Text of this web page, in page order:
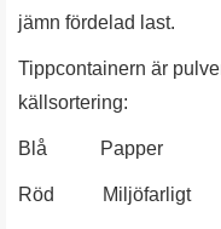
jämn fördelad last.
Tippcontainern är
källsortering:
Blå Papper
Röd Miljöfarligt